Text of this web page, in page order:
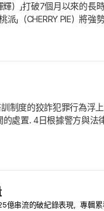
輝）」打破7個月以來的長
」（CHERRY PIE）將
制度的狡詐犯罪行為浮
處置. 4日根據警方與法
剩兩個月，A僅留下「信
25億串流的破紀錄表現，專輯